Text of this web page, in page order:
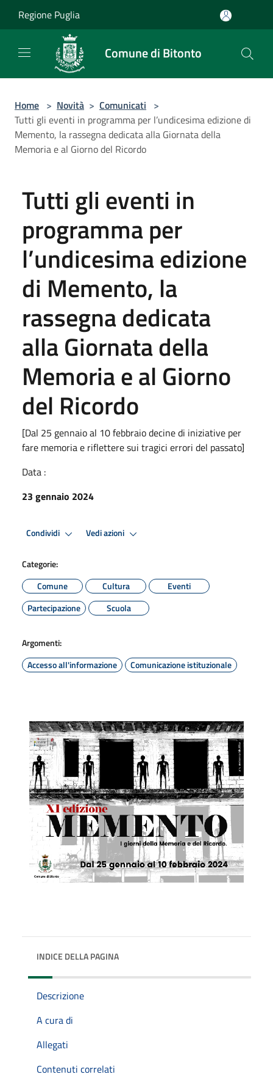
Regione Puglia
Comune di Bitonto
Home > Novità > Comunicati >
Tutti gli eventi in programma per l’undicesima edizione di
Memento, la rassegna dedicata alla Giornata della
Memoria e al Giorno del Ricordo
Tutti gli eventi in
programma per
l’undicesima edizione
di Memento, la
rassegna dedicata
alla Giornata della
Memoria e al Giorno
del Ricordo
[Dal 25 gennaio al 10 febbraio decine di iniziative per
fare memoria e riflettere sui tragici errori del passato]
Data :
23 gennaio 2024
Condividi Vedi azioni
Categorie:
Comune
Cultura
Eventi
Partecipazione
Scuola
Argomenti:
Accesso all'informazione
Comunicazione istituzionale
INDICE DELLA PAGINA
Descrizione
A cura di
Allegati
Contenuti correlati